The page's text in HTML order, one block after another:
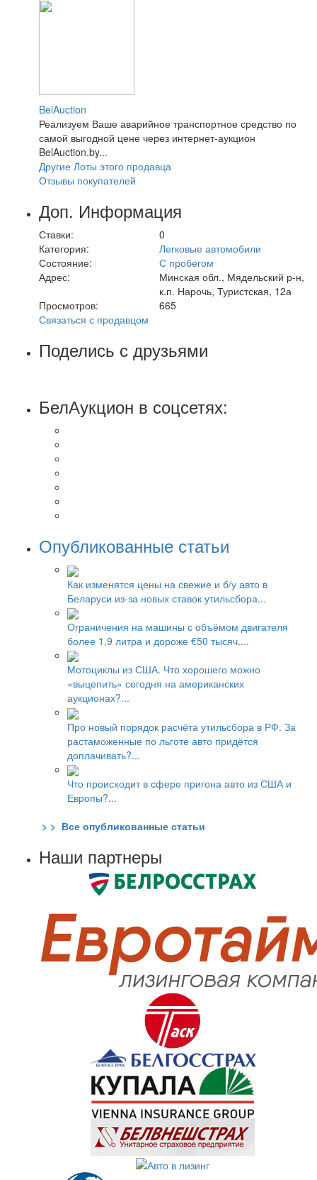
BelAuction
Реализуем Ваше аварийное транспортное средство по
самой выгодной цене через интернет-аукцион
BelAuction.by...
Другие Лоты этого продавца
Отзывы покупателей
Доп. Информация
Ставки:
0
Категория:
Легковые автомобили
Состояние:
С пробегом
Адрес:
Минская обл., Мядельский р-н,
к.п. Нарочь, Туристская, 12а
Просмотров:
665
Связаться с продавцом
Поделись с друзьями
БелАукцион в соцсетях:
Опубликованные статьи
Как изменятся цены на свежие и б/у авто в
Беларуси из-за новых ставок утильсбора...
Ограничения на машины с объёмом двигателя
более 1,9 литра и дороже €50 тысяч....
Мотоциклы из США. Что хорошего можно
«выцепить» сегодня на американских
аукционах?...
Про новый порядок расчёта утильсбора в РФ. За
растаможенные по льготе авто придётся
доплачивать?...
Что происходит в сфере пригона авто из США и
Европы?...
> > Все опубликованные статьи
Наши партнеры